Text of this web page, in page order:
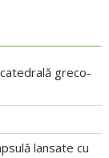
greco-
lansate cu